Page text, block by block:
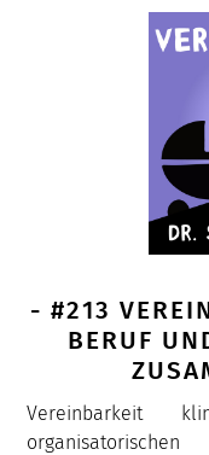
- #213
BERUF
Vereinbarkeit